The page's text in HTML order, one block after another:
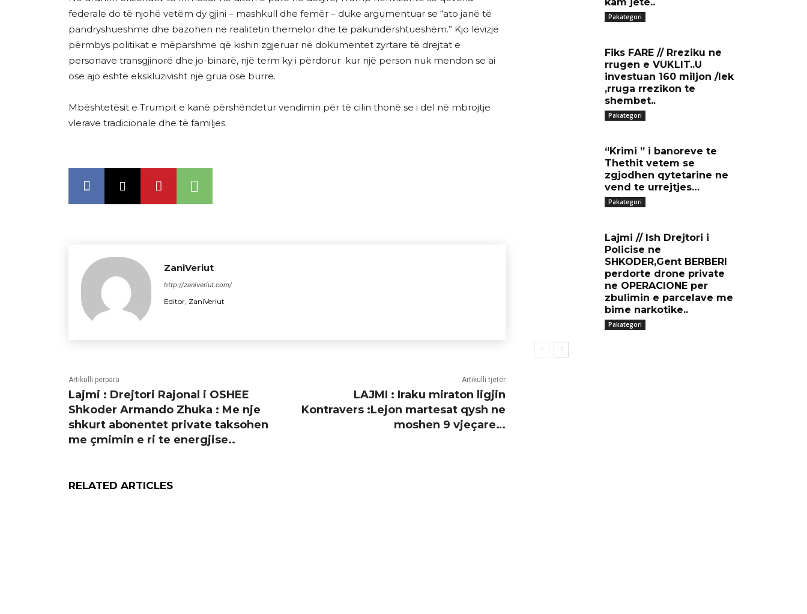
federale do të njohë vetëm dy gjini – mashkull dhe femër – duke argumentuar se “ato janë të
pandryshueshme dhe bazohen në realitetin themelor dhe të pakundërshtueshëm.” Kjo lëvizje
përmbys politikat e mëparshme që kishin zgjeruar në dokumentet zyrtare të drejtat e
personave transgjinorë dhe jo-binarë, një term ky i përdorur kur një person nuk mendon se ai
ose ajo është ekskluzivisht një grua ose burrë.
Mbështetësit e Trumpit e kanë përshëndetur vendimin për të cilin thonë se i del në mbrojtje
vlerave tradicionale dhe të familjes.
ZaniVeriut
http://zaniveriut.com/
Editor, ZaniVeriut
Artikulli përpara
Lajmi : Drejtori Rajonal i OSHEE
Shkoder Armando Zhuka : Me nje
shkurt abonentet private taksohen
me çmimin e ri te energjise..
Artikulli tjetër
LAJMI : Iraku miraton ligjin
Kontravers :Lejon martesat qysh ne
moshen 9 vjeçare…
RELATED ARTICLES
Pakategori
Fiks FARE // Rreziku ne
rrugen e VUKLIT..U
investuan 160 miljon /lek
,rruga rrezikon te
shembet..
Pakategori
“Krimi ” i banoreve te
Thethit vetem se
zgjodhen qytetarine ne
vend te urrejtjes…
Pakategori
Lajmi // Ish Drejtori i
Policise ne
SHKODER,Gent BERBERI
perdorte drone private
ne OPERACIONE per
zbulimin e parcelave me
bime narkotike..
Pakategori